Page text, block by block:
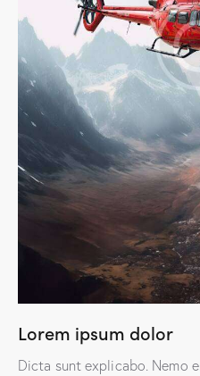
Lorem ipsum dolor
Dicta sunt explicabo. Nemo